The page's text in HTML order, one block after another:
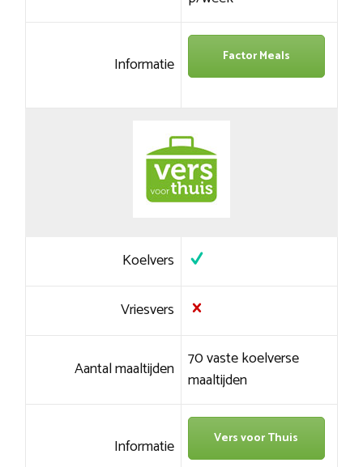
Informatie Factor Meals
Koelvers
Vriesvers
Aantal maaltijden 70 vaste koelverse
maaltijden
Informatie Vers voor Thuis